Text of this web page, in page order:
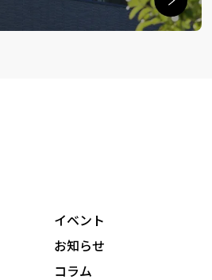
イベント
お知らせ
コラム